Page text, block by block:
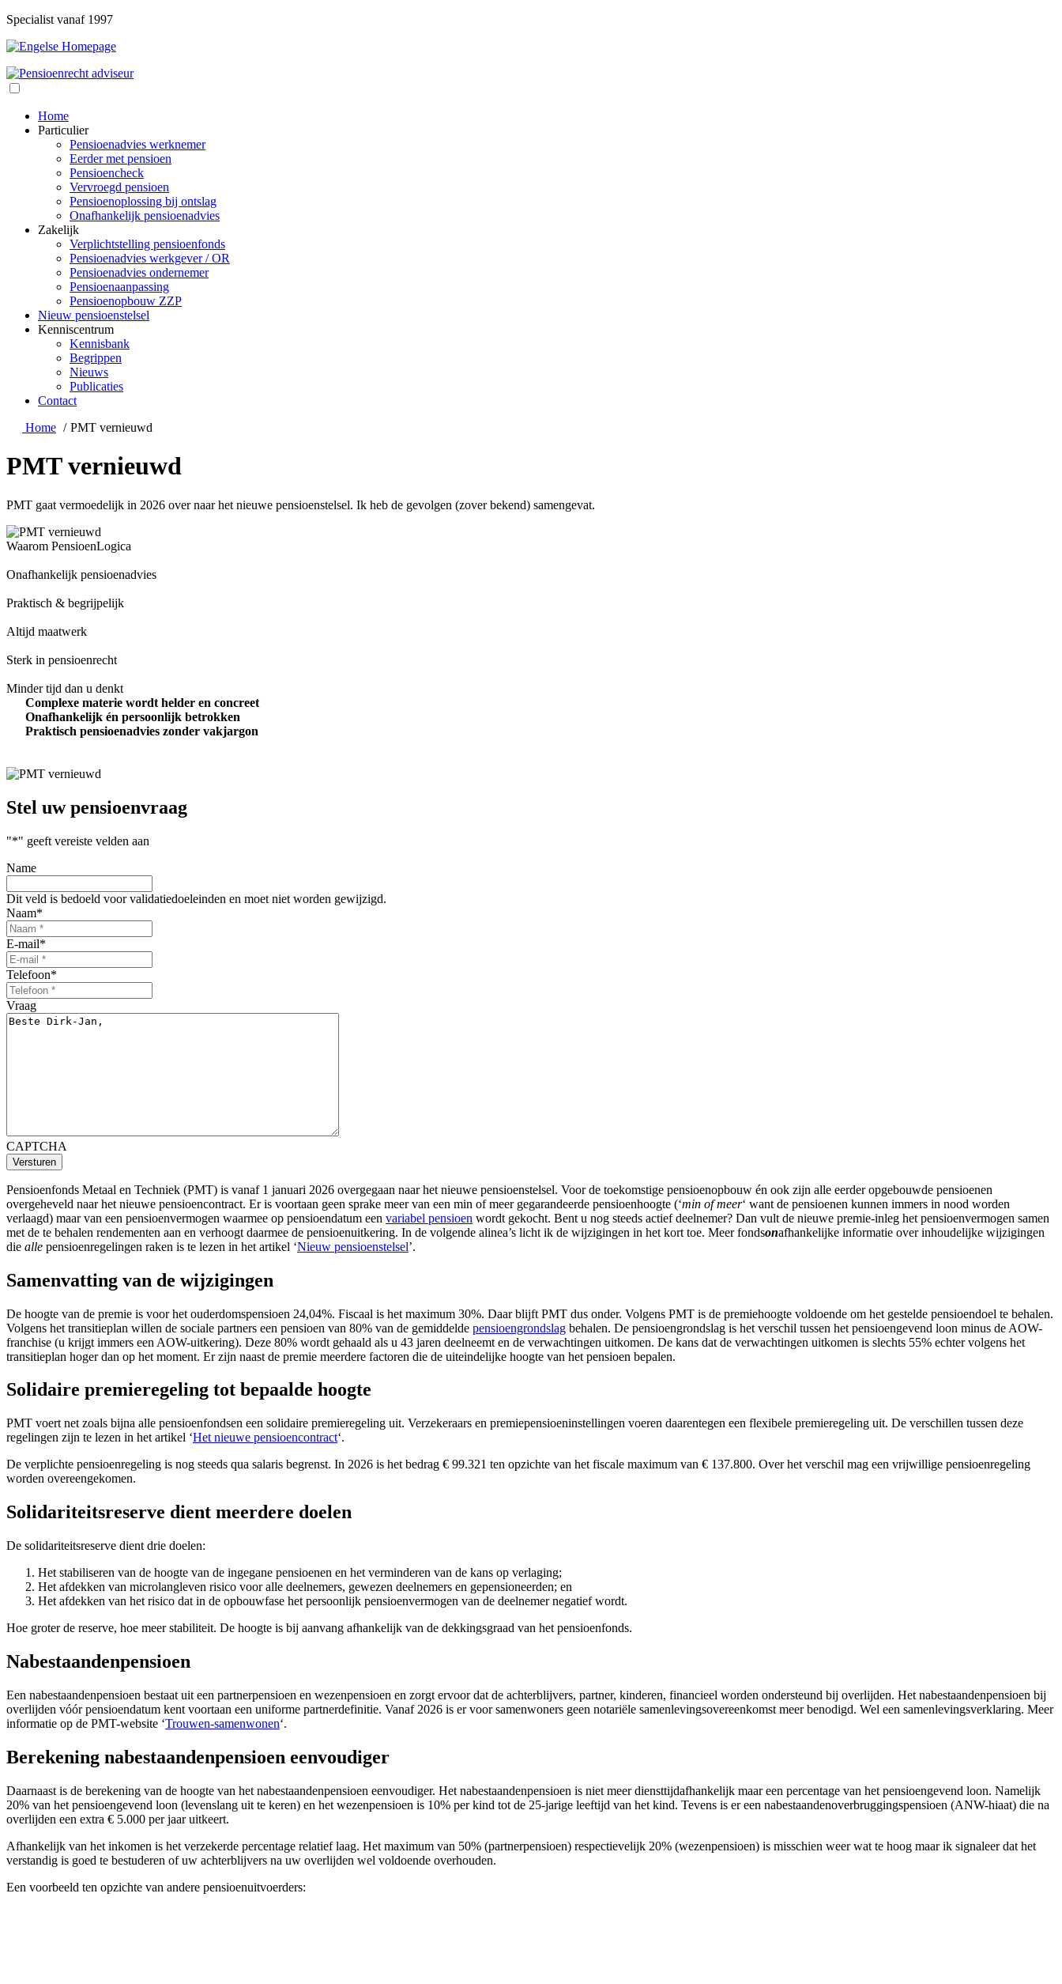
Specialist vanaf 1997
Home
Particulier
Pensioenadvies werknemer
Eerder met pensioen
Pensioencheck
Vervroegd pensioen
Pensioenoplossing bij ontslag
Onafhankelijk pensioenadvies
Zakelijk
Verplichtstelling pensioenfonds
Pensioenadvies werkgever / OR
Pensioenadvies ondernemer
Pensioenaanpassing
Pensioenopbouw ZZP
Nieuw pensioenstelsel
Kenniscentrum
Kennisbank
Begrippen
Nieuws
Publicaties
Contact
Home
PMT vernieuwd
PMT vernieuwd
PMT gaat vermoedelijk in 2026 over naar het nieuwe pensioenstelsel. Ik heb de gevolgen (zover bekend) samengevat.
Waarom PensioenLogica
Onafhankelijk pensioenadvies
Praktisch & begrijpelijk
Altijd maatwerk
Sterk in pensioenrecht
Minder tijd dan u denkt
Complexe materie wordt helder en concreet
Onafhankelijk én persoonlijk betrokken
Praktisch pensioenadvies zonder vakjargon
Stel uwpensioenvraag
"*" geeft vereiste velden aan
Name
Dit veld is bedoeld voor validatiedoeleinden en moet niet worden gewijzigd.
Naam*
E-mail*
Telefoon*
Vraag
CAPTCHA
Versturen
Pensioenfonds Metaal en Techniek (PMT) is vanaf 1 januari 2026 overgegaan naar het nieuwe pensioenstelsel. Voor de toekomstige pensioenopbouw én ook zijn alle eerder opgebouwde pensioenen
overgeheveld naar het nieuwe pensioencontract. Er is voortaan geen sprake meer van een min of meer gegarandeerde pensioenhoogte (‘min of meer‘ want de pensioenen kunnen immers in nood worden
verlaagd) maar van een pensioenvermogen waarmee op pensioendatum een variabel pensioen wordt gekocht. Bent u nog steeds actief deelnemer? Dan vult de nieuwe premie-inleg het pensioenvermogen samen
met de te behalen rendementen aan en verhoogt daarmee de pensioenuitkering. In de volgende alinea’s licht ik de wijzigingen in het kort toe. Meer fondsonafhankelijke informatie over inhoudelijke wijzigingen
die alle pensioenregelingen raken is te lezen in het artikel ‘Nieuw pensioenstelsel’.
Samenvatting van de wijzigingen
De hoogte van de premie is voor het ouderdomspensioen 24,04%. Fiscaal is het maximum 30%. Daar blijft PMT dus onder. Volgens PMT is de premiehoogte voldoende om het gestelde pensioendoel te behalen.
Volgens het transitieplan willen de sociale partners een pensioen van 80% van de gemiddelde pensioengrondslag behalen. De pensioengrondslag is het verschil tussen het pensioengevend loon minus de AOW-
franchise (u krijgt immers een AOW-uitkering). Deze 80% wordt gehaald als u 43 jaren deelneemt en de verwachtingen uitkomen. De kans dat de verwachtingen uitkomen is slechts 55% echter volgens het
transitieplan hoger dan op het moment. Er zijn naast de premie meerdere factoren die de uiteindelijke hoogte van het pensioen bepalen.
Solidaire premieregeling tot bepaalde hoogte
PMT voert net zoals bijna alle pensioenfondsen een solidaire premieregeling uit. Verzekeraars en premiepensioeninstellingen voeren daarentegen een flexibele premieregeling uit. De verschillen tussen deze
regelingen zijn te lezen in het artikel ‘Het nieuwe pensioencontract‘.
De verplichte pensioenregeling is nog steeds qua salaris begrenst. In 2026 is het bedrag € 99.321 ten opzichte van het fiscale maximum van € 137.800. Over het verschil mag een vrijwillige pensioenregeling
worden overeengekomen.
Solidariteitsreserve dient meerdere doelen
De solidariteitsreserve dient drie doelen:
Het stabiliseren van de hoogte van de ingegane pensioenen en het verminderen van de kans op verlaging;
Het afdekken van microlangleven risico voor alle deelnemers, gewezen deelnemers en gepensioneerden; en
Het afdekken van het risico dat in de opbouwfase het persoonlijk pensioenvermogen van de deelnemer negatief wordt.
Hoe groter de reserve, hoe meer stabiliteit. De hoogte is bij aanvang afhankelijk van de dekkingsgraad van het pensioenfonds.
Nabestaandenpensioen
Een nabestaandenpensioen bestaat uit een partnerpensioen en wezenpensioen en zorgt ervoor dat de achterblijvers, partner, kinderen, financieel worden ondersteund bij overlijden. Het nabestaandenpensioen bij
overlijden vóór pensioendatum kent voortaan een uniforme partnerdefinitie. Vanaf 2026 is er voor samenwoners geen notariële samenlevingsovereenkomst meer benodigd. Wel een samenlevingsverklaring. Meer
informatie op de PMT-website ‘Trouwen-samenwonen‘.
Berekening nabestaandenpensioen eenvoudiger
Daarnaast is de berekening van de hoogte van het nabestaandenpensioen eenvoudiger. Het nabestaandenpensioen is niet meer diensttijdafhankelijk maar een percentage van het pensioengevend loon. Namelijk
20% van het pensioengevend loon (levenslang uit te keren) en het wezenpensioen is 10% per kind tot de 25-jarige leeftijd van het kind. Tevens is er een nabestaandenoverbruggingspensioen (ANW-hiaat) die na
overlijden een extra € 5.000 per jaar uitkeert.
Afhankelijk van het inkomen is het verzekerde percentage relatief laag. Het maximum van 50% (partnerpensioen) respectievelijk 20% (wezenpensioen) is misschien weer wat te hoog maar ik signaleer dat het
verstandig is goed te bestuderen of uw achterblijvers na uw overlijden wel voldoende overhouden.
Een voorbeeld ten opzichte van andere pensioenuitvoerders: